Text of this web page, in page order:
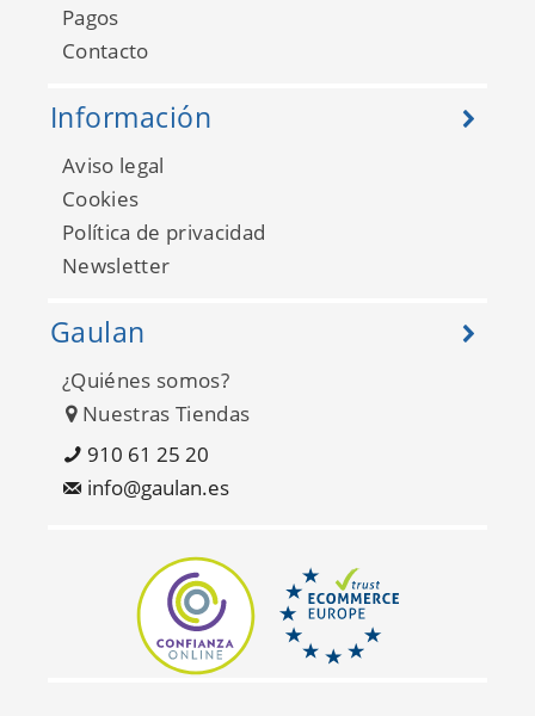
Kids Home 5 DF72499
Pagos
Contacto
Información
Aviso legal
Cookies
Política de privacidad
Newsletter
Gaulan
¿Quiénes somos?
Nuestras Tiendas
910 61 25 20
info@gaulan.es